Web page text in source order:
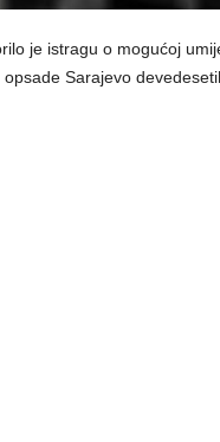
je istragu o mogućoj
Sarajevo